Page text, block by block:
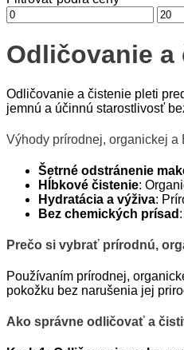
Minimálna
cena
cena
Odličovanie
Odličovanie a čistenie pleti
jemnú a účinnú starostlivosť
Výhody prírodnej, organickej a
Šetrné odstránenie
Hĺbkové čistenie:
Hydratácia a výživa:
Bez chemických prísad
Prečo si vybrať prírodnú,
Používaním prírodnej,
pokožku bez narušenia jej
Ako správne odličovať a